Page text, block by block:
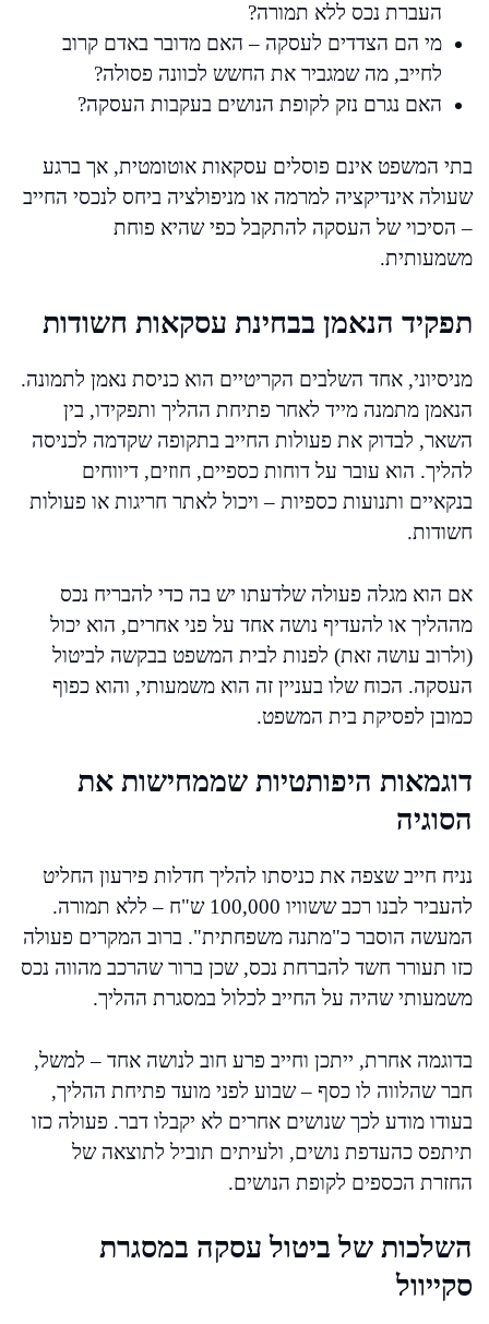
העברת נכס ללא תמורה?
מי הם הצדדים לעסקה – האם מדובר באדם קרוב
לחייב, מה שמגביר את החשש לכוונה פסולה?
האם נגרם נזק לקופת הנושים בעקבות העסקה?
בתי המשפט אינם פוסלים עסקאות אוטומטית, אך ברגע
שעולה אינדיקציה למרמה או מניפולציה ביחס לנכסי החייב
– הסיכוי של העסקה להתקבל כפי שהיא פוחת
משמעותית.
תפקיד הנאמן בבחינת עסקאות חשודות
מניסיוני, אחד השלבים הקריטיים הוא כניסת נאמן לתמונה.
הנאמן מתמנה מייד לאחר פתיחת ההליך ותפקידו, בין
השאר, לבדוק את פעולות החייב בתקופה שקדמה לכניסה
להליך. הוא עובר על דוחות כספיים, חוזים, דיווחים
בנקאיים ותנועות כספיות – ויכול לאתר חריגות או פעולות
חשודות.
אם הוא מגלה פעולה שלדעתו יש בה כדי להבריח נכס
מההליך או להעדיף נושה אחד על פני אחרים, הוא יכול
(ולרוב עושה זאת) לפנות לבית המשפט בבקשה לביטול
העסקה. הכוח שלו בעניין זה הוא משמעותי, והוא כפוף
כמובן לפסיקת בית המשפט.
דוגמאות היפותטיות שממחישות את
הסוגיה
נניח חייב שצפה את כניסתו להליך חדלות פירעון החליט
להעביר לבנו רכב ששוויו 100,000 ש"ח – ללא תמורה.
המעשה הוסבר כ"מתנה משפחתית". ברוב המקרים פעולה
כזו תעורר חשד להברחת נכס, שכן ברור שהרכב מהווה נכס
משמעותי שהיה על החייב לכלול במסגרת ההליך.
בדוגמה אחרת, ייתכן וחייב פרע חוב לנושה אחד – למשל,
חבר שהלווה לו כסף – שבוע לפני מועד פתיחת ההליך,
בעודו מודע לכך שנושים אחרים לא יקבלו דבר. פעולה כזו
תיתפס כהעדפת נושים, ולעיתים תוביל לתוצאה של
החזרת הכספים לקופת הנושים.
השלכות של ביטול עסקה במסגרת
סקייוול